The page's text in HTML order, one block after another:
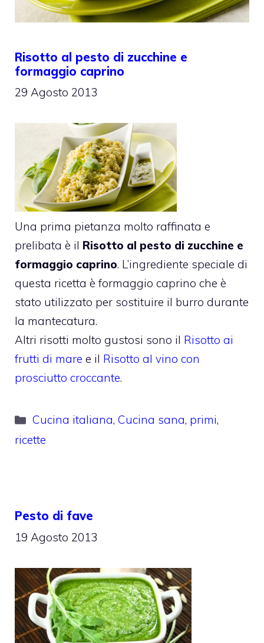
Risotto al pesto di zucchine e
formaggio caprino
29 Agosto 2013
Una prima pietanza molto raffinata e
prelibata è il Risotto al pesto di zucchine e
formaggio caprino. L’ingrediente speciale di
questa ricetta è formaggio caprino che è
stato utilizzato per sostituire il burro durante
la mantecatura.
Altri risotti molto gustosi sono il Risotto ai
frutti di mare e il Risotto al vino con
prosciutto croccante.
Categorie
Cucina italiana,Cucina sana, primi,
ricette
Pesto di fave
19 Agosto 2013